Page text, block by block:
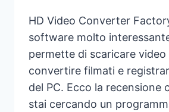
HD Video Converter
software molto
permette di scaricare video
convertire filmati e
del PC. Ecco la recensione
stai cercando un